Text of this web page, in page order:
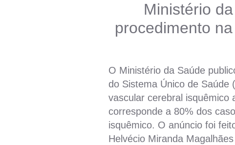
Ministério
procedimento
O Ministério da Saúde
do Sistema Único de
vascular cerebral isquêmico
corresponde a 80% dos
isquêmico. O anúncio foi
Helvécio Miranda